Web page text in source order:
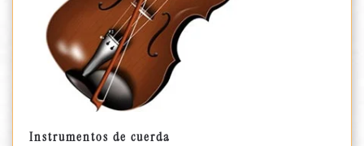
Instrumentos de cuerda